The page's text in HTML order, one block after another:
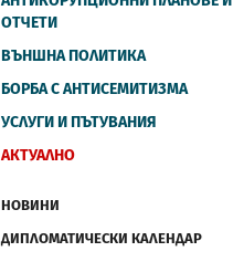
ОТЧЕТИ
ВЪНШНА ПОЛИТИКА
БОРБА С АНТИСЕМИТИЗМА
УСЛУГИ И ПЪТУВАНИЯ
АКТУАЛНО
НОВИНИ
ДИПЛОМАТИЧЕСКИ КАЛЕНДАР